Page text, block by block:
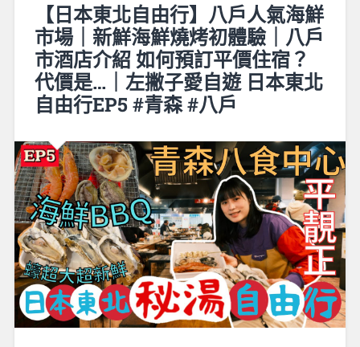
【日本東北自由行】八戶人氣海鮮
市場｜新鮮海鮮燒烤初體驗｜八戶
市酒店介紹 如何預訂平價住宿？
代價是…｜左撇子愛自遊 日本東北
自由行EP5 #青森 #八戶